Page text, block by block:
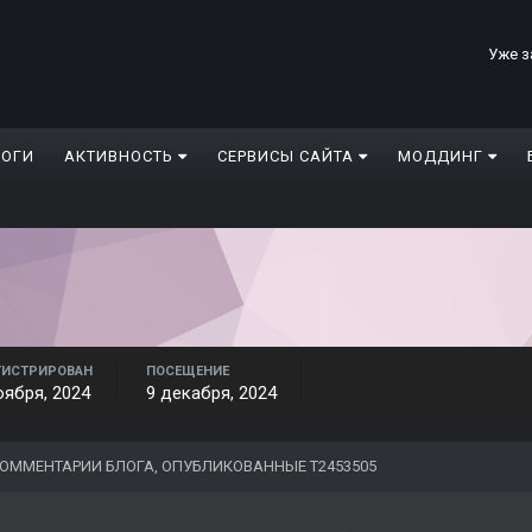
Уже
АКТИВНОСТЬ СЕРВИСЫ САЙТА МОДДИНГ
2024
ПОСЕЩЕНИЕ
9 декабря, 2024
БЛОГА, ОПУБЛИКОВАННЫЕ T2453505